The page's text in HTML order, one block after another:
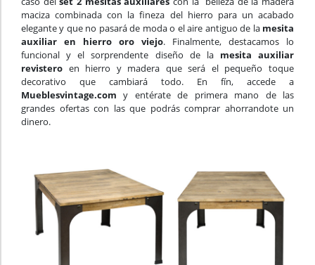
maciza combinada con la fineza del hierro para un acabado
elegante y que no pasará de moda o el aire antiguo de la mesita
auxiliar en hierro oro viejo. Finalmente, destacamos lo
funcional y el sorprendente diseño de la mesita auxiliar
revistero en hierro y madera que será el pequeño toque
decorativo que cambiará todo. En fín, accede a
Mueblesvintage.com y entérate de primera mano de las
grandes ofertas con las que podrás comprar ahorrandote un
dinero.